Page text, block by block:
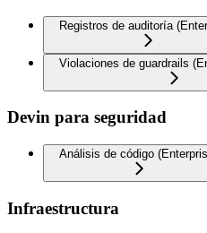
Registros de auditoría
Violaciones de guardrails
Devin para seguridad
Análisis de código
Infraestructura